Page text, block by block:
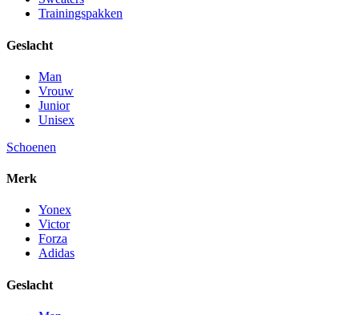
Trainingspakken
Geslacht
Man
Vrouw
Junior
Unisex
Schoenen
Merk
Yonex
Victor
Forza
Adidas
Geslacht